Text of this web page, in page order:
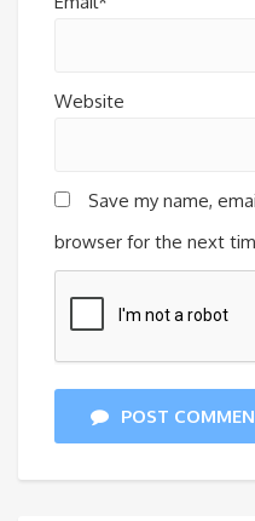
Website
Save my name,
browser for the next
POST